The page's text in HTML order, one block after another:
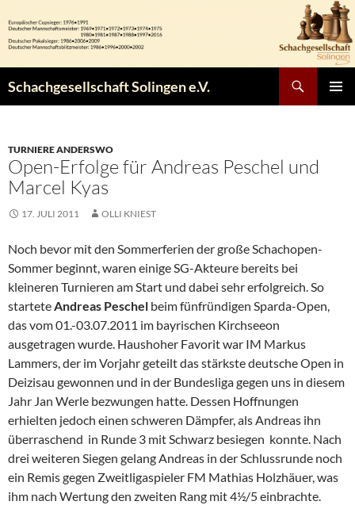
Inhalt
springen
Schachgesellschaft Solingen e.V.
TURNIERE ANDERSWO
Open-Erfolge für Andreas Peschel und
Marcel Kyas
17. JULI 2011 OLLI KNIEST
Noch bevor mit den Sommerferien der große Schachopen-
Sommer beginnt, waren einige SG-Akteure bereits bei
kleineren Turnieren am Start und dabei sehr erfolgreich. So
starteteAndreas Peschel beim fünfründigen Sparda-Open,
das vom 01.-03.07.2011 im bayrischen Kirchseeon
ausgetragen wurde. Haushoher Favorit war IM Markus
Lammers, der im Vorjahr geteilt das stärkste deutsche Open in
Deizisau gewonnen und in der Bundesliga gegen uns in diesem
Jahr Jan Werle bezwungen hatte. Dessen Hoffnungen
erhielten jedoch einen schweren Dämpfer, als Andreas ihn
überraschend in Runde 3 mit Schwarz besiegen konnte. Nach
drei weiteren Siegen gelang Andreas in der Schlussrunde noch
ein Remis gegen Zweitligaspieler FM Mathias Holzhäuer, was
ihm nach Wertung den zweiten Rang mit 4½/5 einbrachte.